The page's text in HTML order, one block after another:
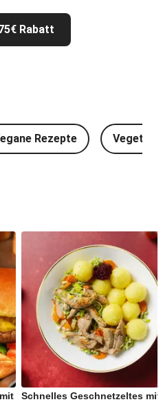
Rabatt
Rezepte
Schnelles Geschnetzeltes mit